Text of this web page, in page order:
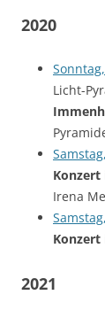
2020
Licht-
Konzert
Irena
Konzert
2021